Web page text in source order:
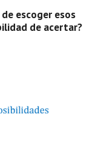
escoger esos
de acertar?